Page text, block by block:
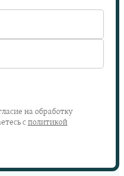
на обработку
с политикой